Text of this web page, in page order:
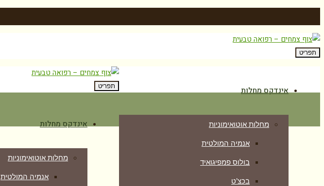
תפריט
אינדקס מחלות
מחלות אוטואימוניות
אנמיה המולטית
בולוס פמפיגואיד
בכצ’ט
תפריט
אינדקס מחלות
מחלות אוטואימוניות
אנמיה המולטית